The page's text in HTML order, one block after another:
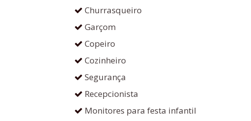
Churrasqueiro
Garçom
Copeiro
Cozinheiro
Segurança
Recepcionista
Monitores para festa infantil